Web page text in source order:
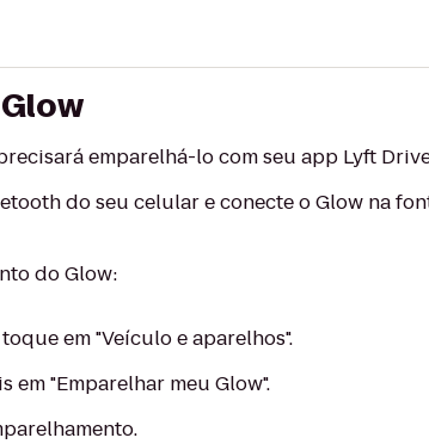
emparelhá-lo com seu app Lyft
do seu celular e conecte o Glow na
do Glow:
em "Veículo e aparelhos".
em "Emparelhar meu Glow".